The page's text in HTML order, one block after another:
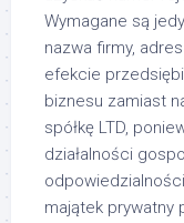
Wymagane są
nazwa firmy,
efekcie
biznesu zamiast
spółkę LTD,
działalności
majątek prywatny